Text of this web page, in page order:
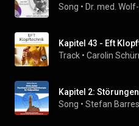
Song •
Track •
Song • Stefan Barres